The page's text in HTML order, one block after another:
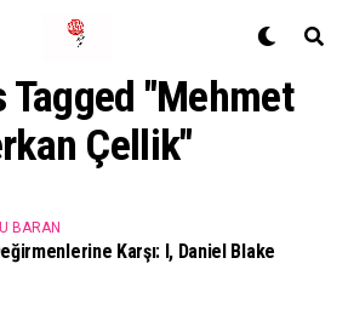
"Mehmet
Çellik"
BARAN
Karşı: I, Daniel Blake